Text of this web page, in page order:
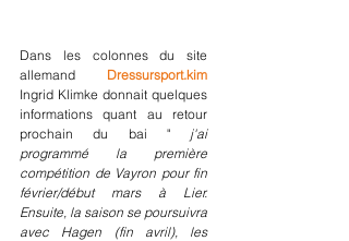
Dans les colonnes du site
allemand Dressursport.kim
Ingrid Klimke donnait quelques
informations quant au retour
prochain du bai " j'ai
programmé la première
compétition de Vayron pour fin
février/début mars à Lier.
Ensuite, la saison se poursuivra
avec Hagen (fin avril), les